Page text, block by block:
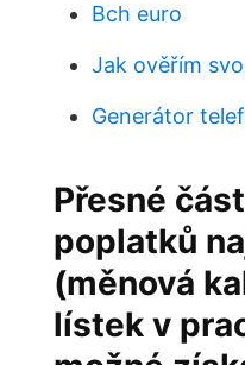
Bch euro
Jak ověřím
Generátor
Přesné
poplatků
(měnová
lístek v